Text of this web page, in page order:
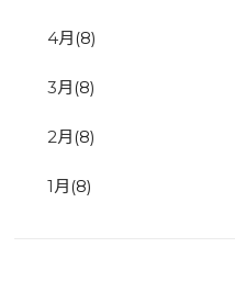
4月 (8)
3月 (8)
2月 (8)
1月 (8)